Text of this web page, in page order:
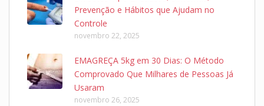
Prevenção e Hábitos que Ajudam no
Controle
novembro 22, 2025
EMAGREÇA 5kg em 30 Dias: O Método
Comprovado Que Milhares de Pessoas Já
Usaram
novembro 26, 2025